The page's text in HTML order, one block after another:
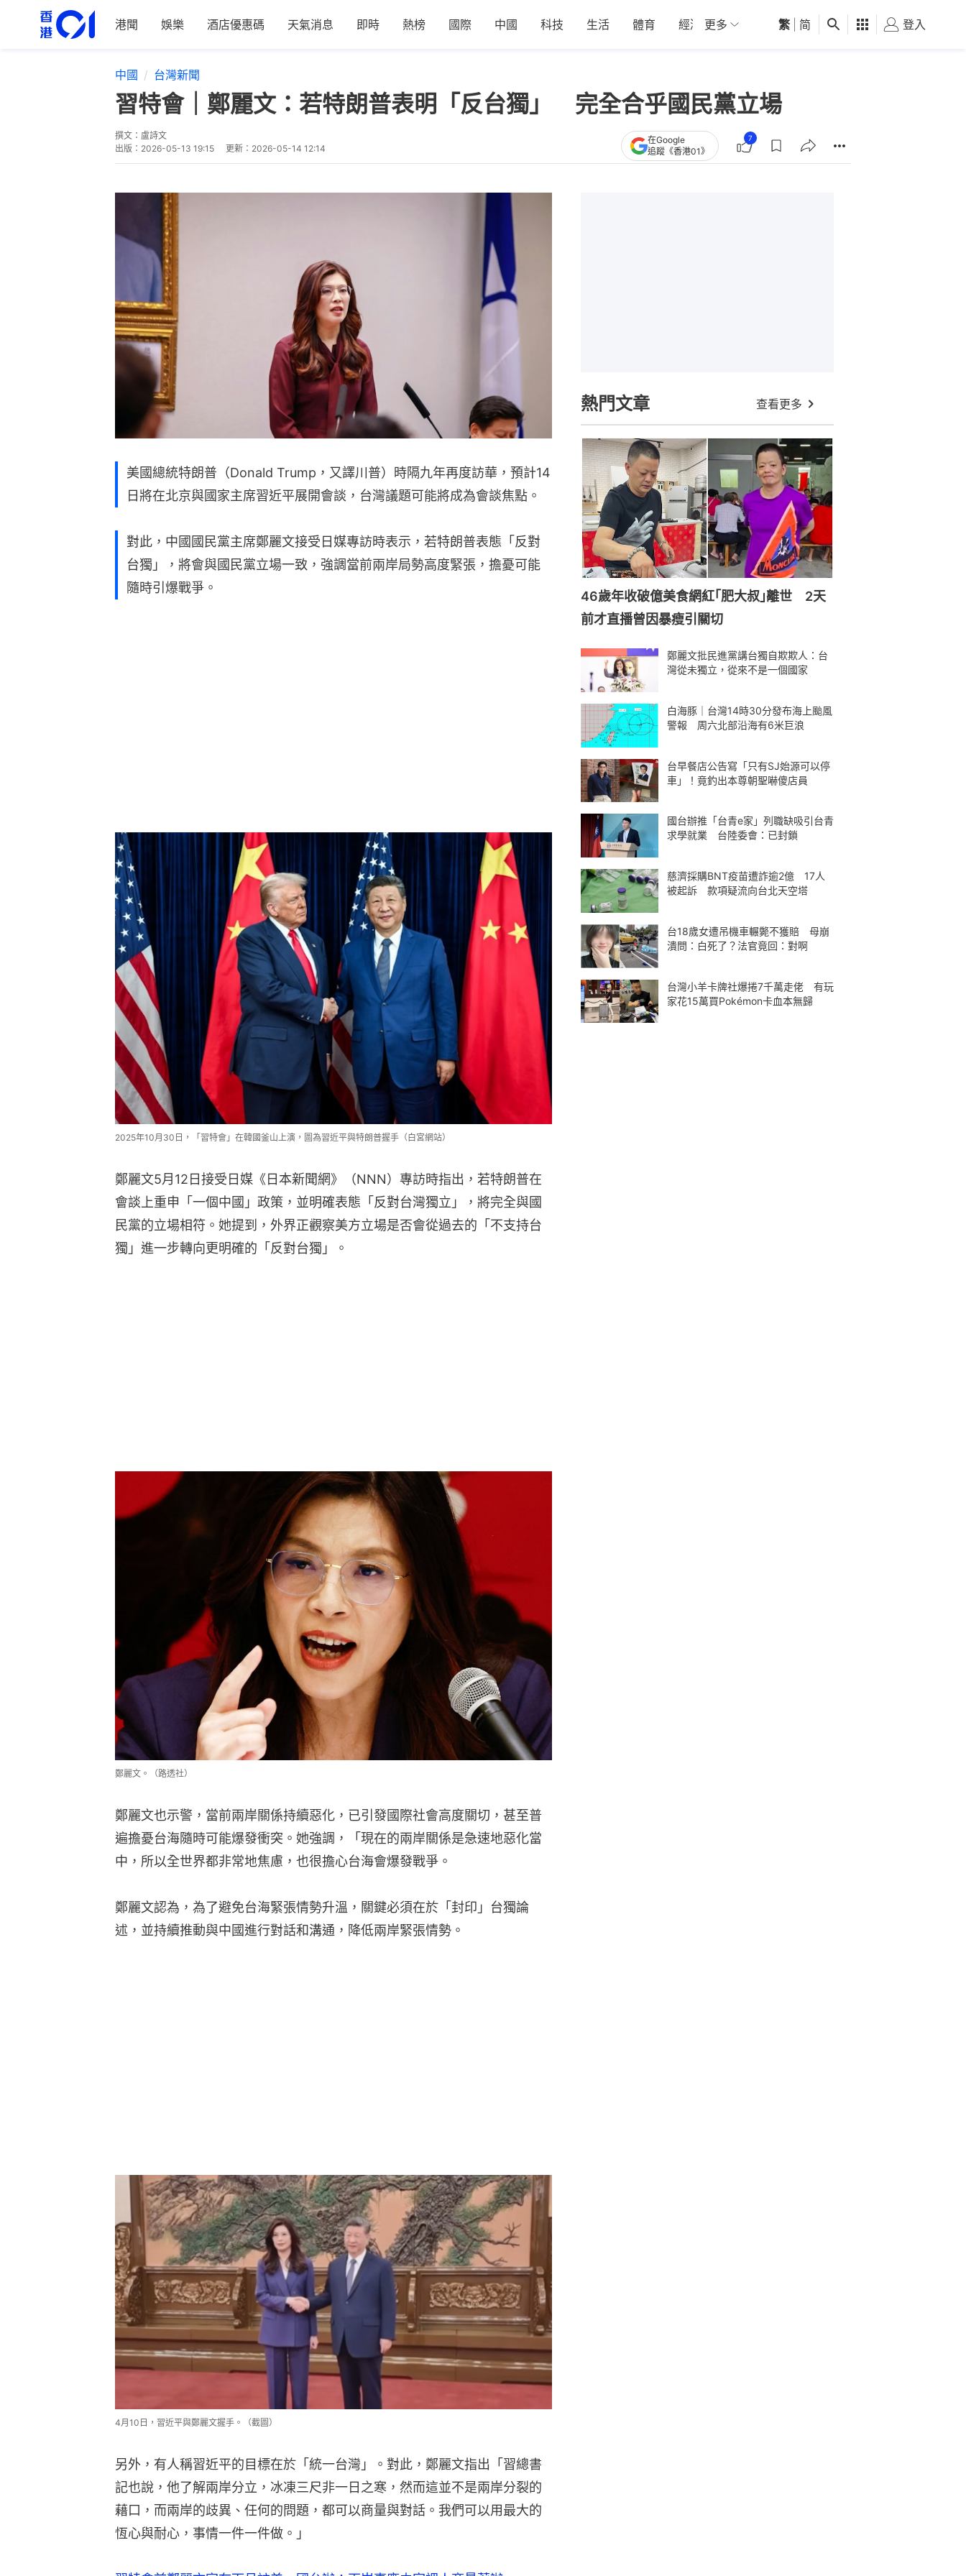
港聞 娛樂 酒店優惠碼 天氣消息 即時 熱榜 國際 中國 科技 生活 體育 經濟 01深圳 觀點 健康 好食玩飛
更多 繁 简 登入
中國 台灣新聞
習特會｜鄭麗文：若特朗普表明「反台獨」 完全合乎國民黨立場
撰文： 盧詩文
出版： 2026-05-13 19:15 更新： 2026-05-14 12:14
在Google
追蹤《香港01》
7
美國總統特朗普（Donald Trump，又譯川普）時隔九年再度訪華，預計14
日將在北京與國家主席習近平展開會談，台灣議題可能將成為會談焦點。
對此，中國國民黨主席鄭麗文接受日媒專訪時表示，若特朗普表態「反對
台獨」，將會與國民黨立場一致，強調當前兩岸局勢高度緊張，擔憂可能
隨時引爆戰爭。
2025年10月30日，「習特會」在韓國釜山上演，圖為習近平與特朗普握手（白宮網站）
鄭麗文5月12日接受日媒《日本新聞網》（NNN）專訪時指出，若特朗普在
會談上重申「一個中國」政策，並明確表態「反對台灣獨立」，將完全與國
民黨的立場相符。她提到，外界正觀察美方立場是否會從過去的「不支持台
獨」進一步轉向更明確的「反對台獨」。
鄭麗文。（路透社）
鄭麗文也示警，當前兩岸關係持續惡化，已引發國際社會高度關切，甚至普
遍擔憂台海隨時可能爆發衝突。她強調，「現在的兩岸關係是急速地惡化當
中，所以全世界都非常地焦慮，也很擔心台海會爆發戰爭。
鄭麗文認為，為了避免台海緊張情勢升溫，關鍵必須在於「封印」台獨論
述，並持續推動與中國進行對話和溝通，降低兩岸緊張情勢。
4月10日，習近平與鄭麗文握手。（截圖）
另外，有人稱習近平的目標在於「統一台灣」。對此，鄭麗文指出「習總書
記也說，他了解兩岸分立，冰凍三尺非一日之寒，然而這並不是兩岸分裂的
藉口，而兩岸的歧異、任何的問題，都可以商量與對話。我們可以用最大的
恆心與耐心，事情一件一件做。」
熱門文章 查看更多
46歲年收破億美食網紅｢肥大叔｣離世 2天
前才直播曾因暴瘦引關切
鄭麗文批民進黨講台獨自欺欺人：台
灣從未獨立，從來不是一個國家
白海豚｜台灣14時30分發布海上颱風
警報 周六北部沿海有6米巨浪
台早餐店公告寫「只有SJ始源可以停
車」！竟釣出本尊朝聖嚇傻店員
國台辦推「台青e家」列職缺吸引台青
求學就業 台陸委會：已封鎖
慈濟採購BNT疫苗遭詐逾2億 17人
被起訴 款項疑流向台北天空塔
台18歲女遭吊機車輾斃不獲賠 母崩
潰問：白死了？法官竟回：對啊
台灣小羊卡牌社爆捲7千萬走佬 有玩
家花15萬買Pokémon卡血本無歸